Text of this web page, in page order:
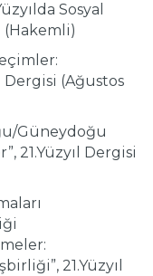
Sosyal
(Hakemli)
Dergisi (Ağustos
Güneydoğu
21.Yüzyıl Dergisi
21.Yüzyıl